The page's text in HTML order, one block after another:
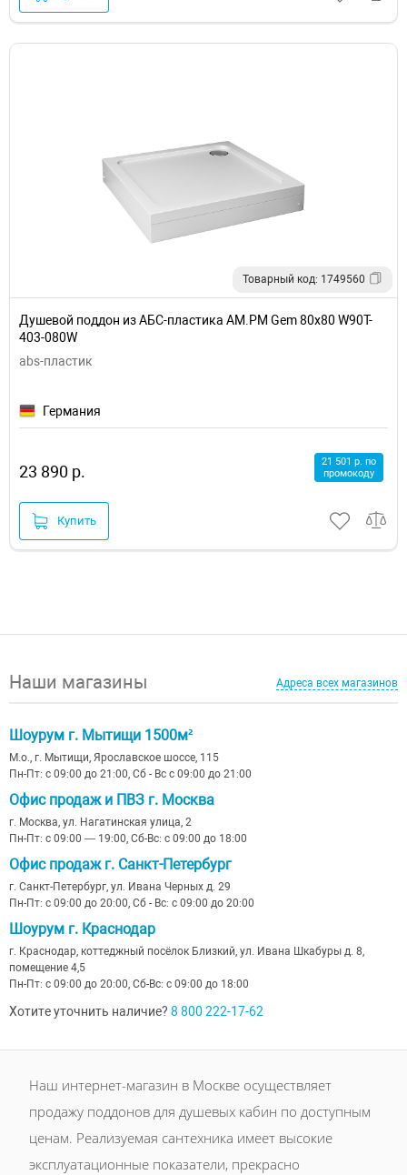
Товарный код: 1749560
Душевой поддон из АБС-пластика AM.PM Gem 80х80 W90T-
403-080W
abs-пластик
Германия
23 890 р.
21 501 р. по
промокоду
Купить
Наши магазины Адреса всех магазинов
Шоурум г. Мытищи 1500м²
М.о., г. Мытищи, Ярославское шоссе, 115
Пн-Пт: с 09:00 до 21:00, Сб - Вс с 09:00 до 21:00
Офис продаж и ПВЗ г. Москва
г. Москва, ул. Нагатинская улица, 2
Пн-Пт: с 09:00 — 19:00, Сб-Вс: с 09:00 до 18:00
Офис продаж г. Санкт-Петербург
г. Санкт-Петербург, ул. Ивана Черных д. 29
Пн-Пт: с 09:00 до 20:00, Сб - Вс: с 09:00 до 20:00
Шоурум г. Краснодар
г. Краснодар, коттеджный посёлок Близкий, ул. Ивана Шкабуры д. 8,
помещение 4,5
Пн-Пт: с 09:00 до 20:00, Сб-Вс: с 09:00 до 18:00
Хотите уточнить наличие? 8 800 222-17-62
Наш интернет-магазин в Москве осуществляет
продажу поддонов для душевых кабин по доступным
ценам. Реализуемая сантехника имеет высокие
эксплуатационные показатели, прекрасно